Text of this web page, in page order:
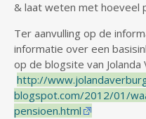
& laat weten met hoeveel
Ter aanvulling op de
informatie over een
op de blogsite van Jolanda
http://
blogspot.com/2012/01/
pensioen.html